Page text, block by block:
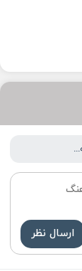
ارسال نظر